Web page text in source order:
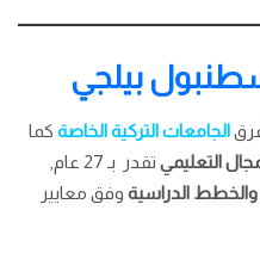
بيلجي
الجامعات التركية الخاصة كما
التعليمي
تقدر بـ 27 عام,
والخطط الدراسية وفق معايير